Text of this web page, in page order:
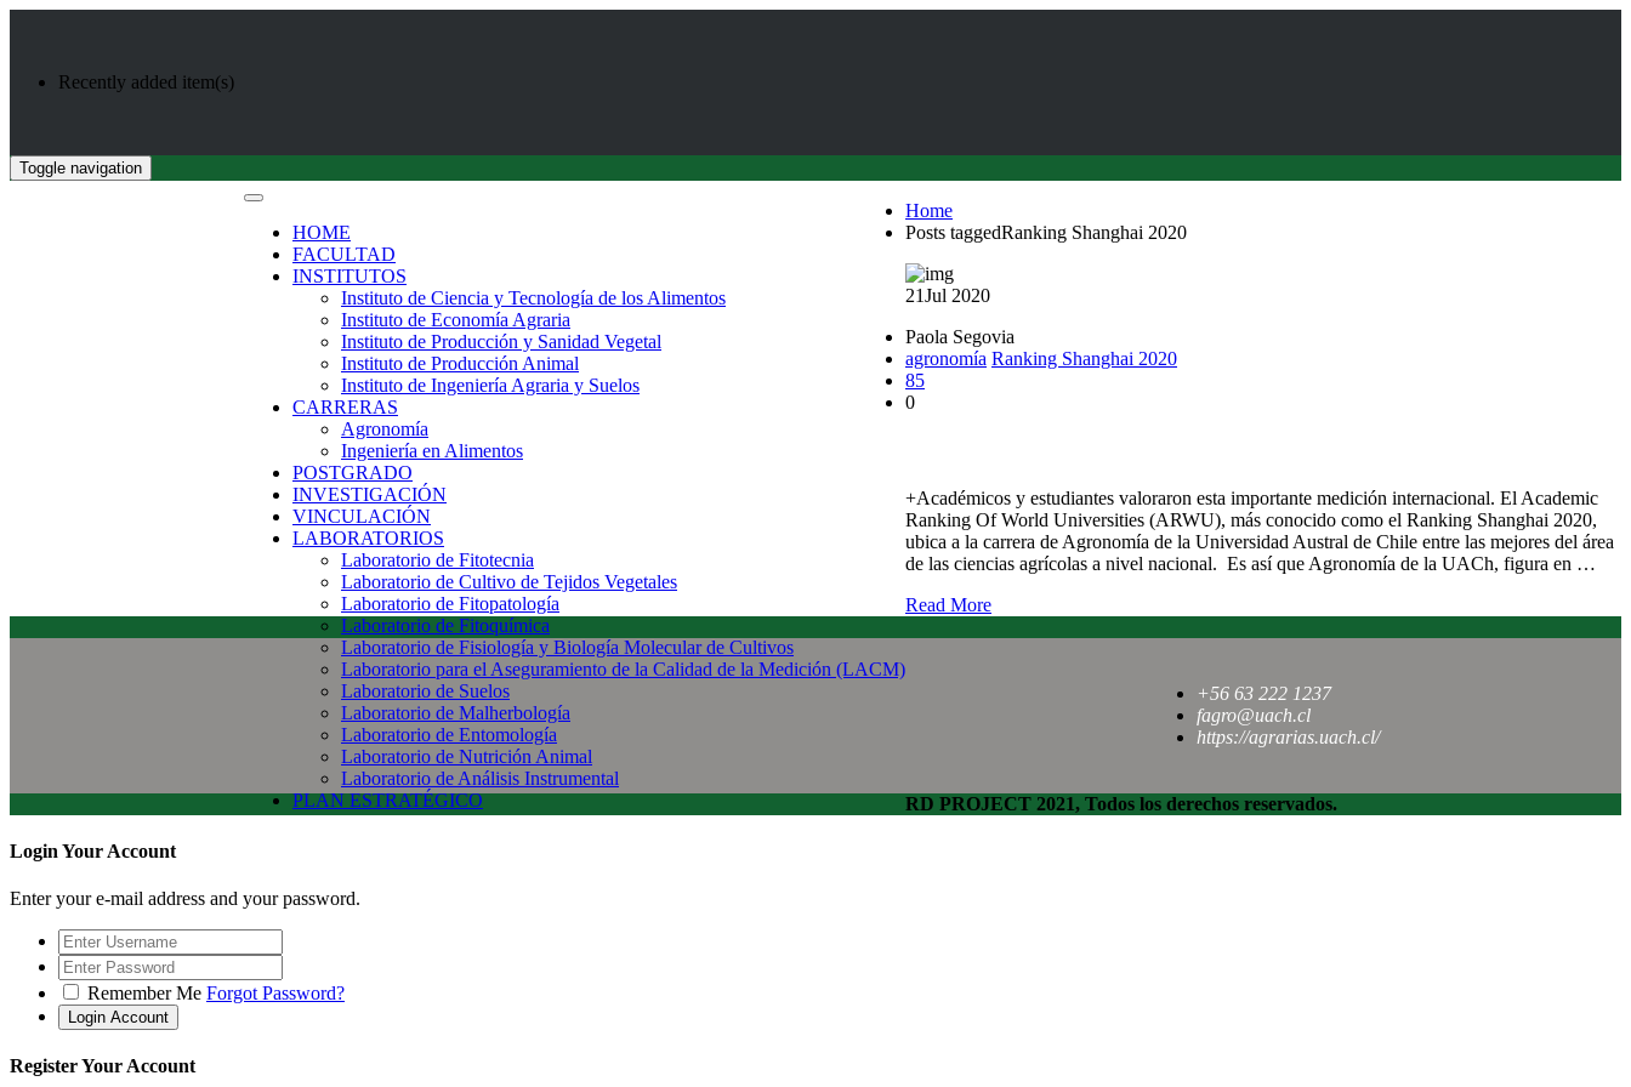
Recently added item(s)
Toggle navigation
HOME
FACULTAD
INSTITUTOS
Instituto de Ciencia y Tecnología de los Alimentos
Instituto de Economía Agraria
Instituto de Producción y Sanidad Vegetal
Instituto de Producción Animal
Instituto de Ingeniería Agraria y Suelos
CARRERAS
Agronomía
Ingeniería en Alimentos
POSTGRADO
INVESTIGACIÓN
VINCULACIÓN
LABORATORIOS
Laboratorio de Fitotecnia
Laboratorio de Cultivo de Tejidos Vegetales
Laboratorio de Fitopatología
Laboratorio de Fitoquímica
Laboratorio de Fisiología y Biología Molecular de Cultivos
Laboratorio para el Aseguramiento de la Calidad de la Medición (LACM)
Laboratorio de Suelos
Laboratorio de Malherbología
Laboratorio de Entomología
Laboratorio de Nutrición Animal
Laboratorio de Análisis Instrumental
PLAN ESTRATÉGICO
Home
Posts taggedRanking Shanghai 2020
21Jul 2020
Paola Segovia
agronomía Ranking Shanghai 2020
85
0
+Académicos y estudiantes valoraron esta importante medición internacional. El Academic
Ranking Of World Universities (ARWU), más conocido como el Ranking Shanghai 2020,
ubica a la carrera de Agronomía de la Universidad Austral de Chile entre las mejores del área
de las ciencias agrícolas a nivel nacional. Es así que Agronomía de la UACh, figura en …
Read More
+56 63 222 1237
fagro@uach.cl
https://agrarias.uach.cl/
RD PROJECT 2021, Todos los derechos reservados.
Login Your Account
Enter your e-mail address and your password.
Remember Me Forgot Password?
Register Your Account